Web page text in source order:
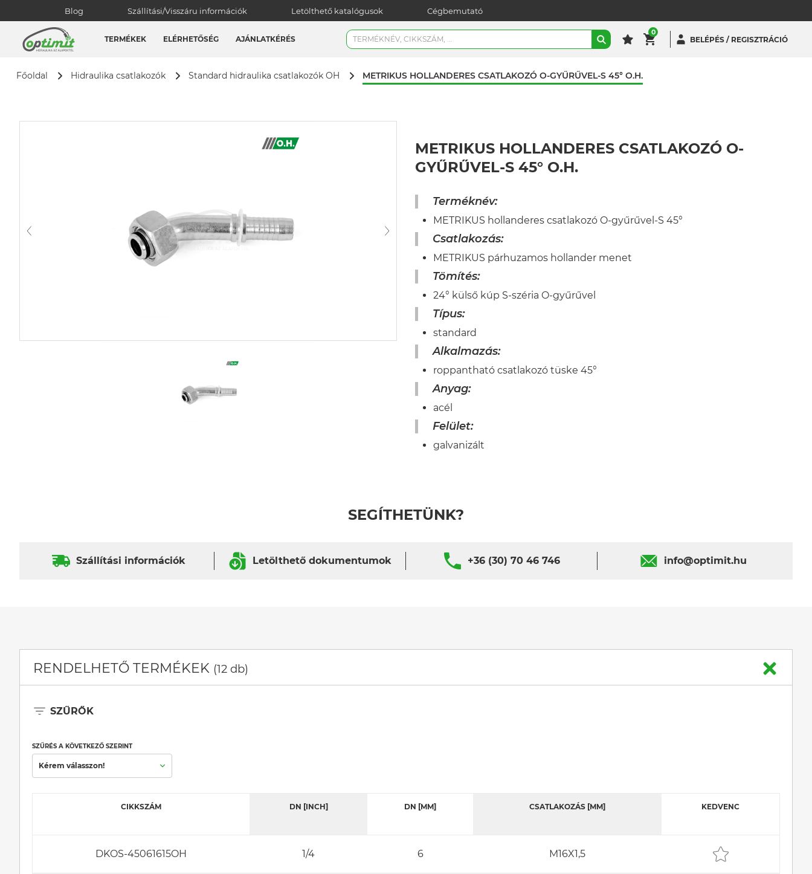
Blog Szállítási/Visszáru információk Letölthető katalógusok Cégbemutató
TERMÉKEK ELÉRHETŐSÉG AJÁNLATKÉRÉS
0
BELÉPÉS / REGISZTRÁCIÓ
Főoldal Hidraulika csatlakozók Standard hidraulika csatlakozók OH METRIKUS HOLLANDERES CSATLAKOZÓ O-GYŰRŰVEL-S 45° O.H.
METRIKUS HOLLANDERES CSATLAKOZÓ O-
GYŰRŰVEL-S 45° O.H.
Terméknév:
METRIKUS hollanderes csatlakozó O-gyűrűvel-S 45°
Csatlakozás:
METRIKUS párhuzamos hollander menet
Tömítés:
24° külső kúp S-széria O-gyűrűvel
Típus:
standard
Alkalmazás:
roppantható csatlakozó tüske 45°
Anyag:
acél
Felület:
galvanizált
SEGÍTHETÜNK?
Szállítási információk Letölthető dokumentumok +36 (30) 70 46 746 info@optimit.hu
RENDELHETŐ TERMÉKEK (12 db)
SZŰRŐK
SZŰRÉS A KÖVETKEZŐ SZERINT
Kérem válasszon!
CIKKSZÁM DN [INCH] DN [MM] CSATLAKOZÁS [MM] KEDVENC
DKOS-45061615OH 1/4 6 M16X1,5